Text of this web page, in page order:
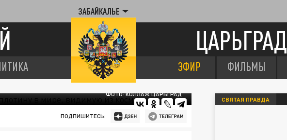
ЗАБАЙКАЛЬЕ
ЦАРЬГРАД
ЭФИР ФИЛЬМЫ
ФОТО: КОЛЛАЖ ЦАРЬГРАД
ПОДПИШИТЕСЬ:
СВЯТАЯ ПРАВДА